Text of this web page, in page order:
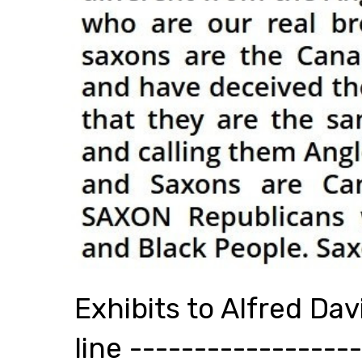
Exhibits to Alfred
line